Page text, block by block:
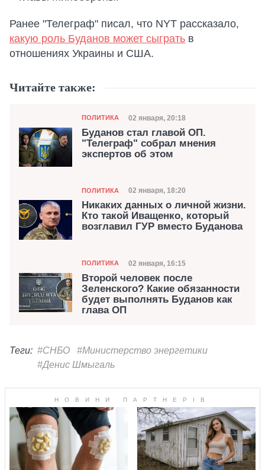
Ранее "Телеграф" писал, что NYT рассказало,
какую роль Буданов может сыграть в
отношениях Украины и США.
Читайте также:
Категория
ПОЛИТИКА Дата публикации
02 января, 20:18
Буданов стал главой ОП.
"Телеграф" собрал мнения
экспертов об этом
Категория
ПОЛИТИКА Дата публикации
02 января, 18:20
Никаких данных о личной жизни.
Кто такой Иващенко, который
возглавил ГУР вместо Буданова
Категория
ПОЛИТИКА Дата публикации
02 января, 16:15
Второй человек после
Зеленского? Какие обязанности
будет выполнять Буданов как
глава ОП
Теги: #СНБО
#Министерство энергетики
#Денис Шмыгаль